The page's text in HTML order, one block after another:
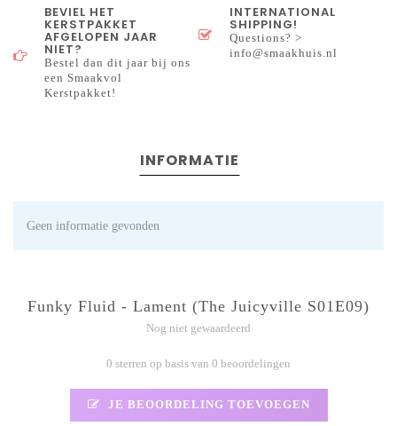
BEVIEL HET
KERSTPAKKET
AFGELOPEN JAAR
NIET?
Bestel dan dit jaar bij ons
een Smaakvol
Kerstpakket!
INTERNATIONAL
SHIPPING!
Questions? >
info@smaakhuis.nl
INFORMATIE
Geen informatie gevonden
Funky Fluid - Lament (The Juicyville S01E09)
Nog niet gewaardeerd
0 sterren op basis van 0 beoordelingen
JE BEOORDELING TOEVOEGEN